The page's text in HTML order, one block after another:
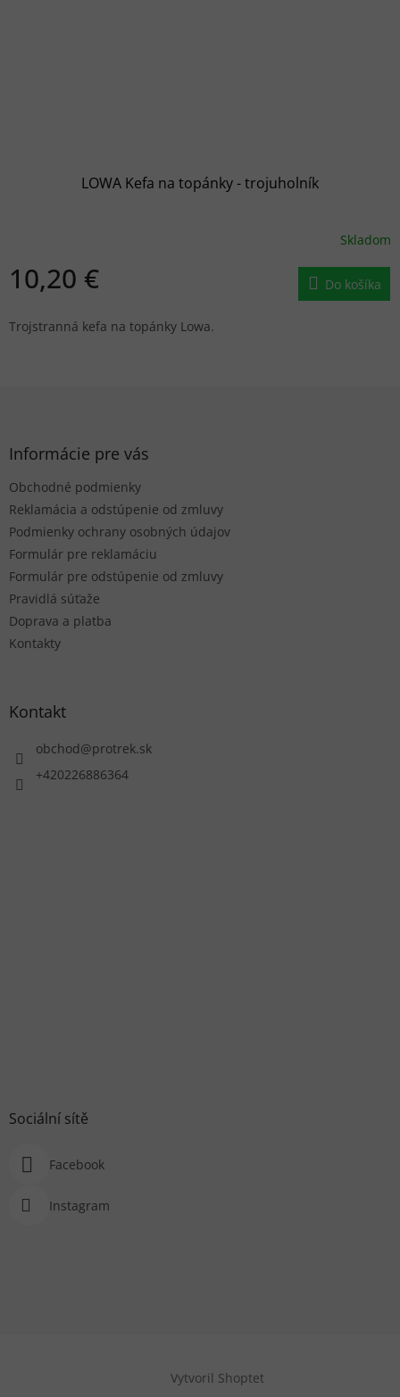
LOWA Kefa na topánky - trojuholník
Skladom
10,20 € Do košíka
Trojstranná kefa na topánky Lowa.
Informácie pre vás
Obchodné podmienky
Reklamácia a odstúpenie od zmluvy
Podmienky ochrany osobných údajov
Formulár pre reklamáciu
Formulár pre odstúpenie od zmluvy
Pravidlá súťaže
Doprava a platba
Kontakty
Kontakt
obchod@protrek.sk
+420226886364
Sociální sítě
Facebook
Instagram
Vytvoril Shoptet